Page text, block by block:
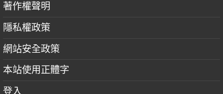
著作權聲明
隱私權政策
網站安全政策
本站使用正體字
登入